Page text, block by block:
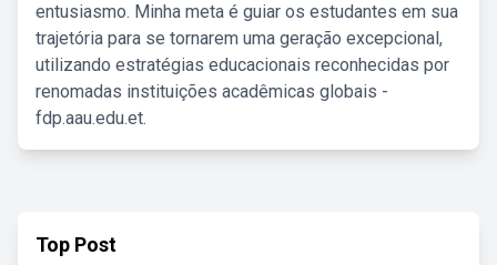
entusiasmo. Minha meta é guiar os estudantes em sua
trajetória para se tornarem uma geração excepcional,
utilizando estratégias educacionais reconhecidas por
renomadas instituições acadêmicas globais -
fdp.aau.edu.et.
Top Post